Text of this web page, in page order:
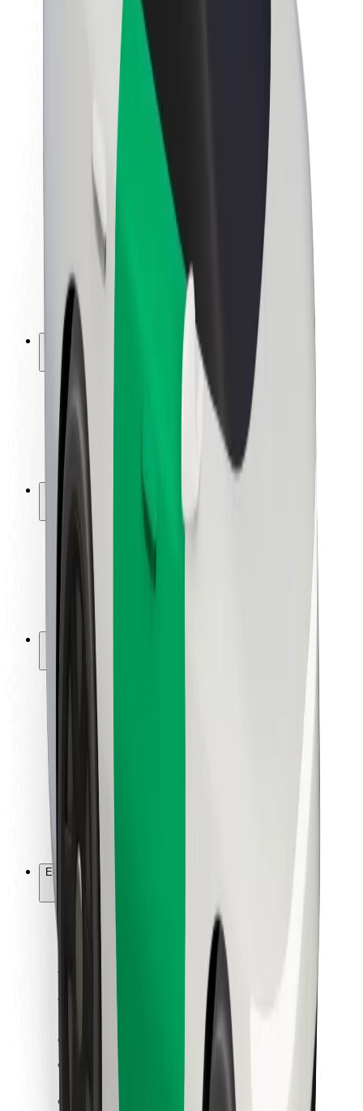
Fenntarthatóság a Boltnál
Project Zero
Sajtószoba
Küldetés
Befektetői kapcsolatok
Vezetőség
Márka
Média
Urban Fund
Biztonság
Utasbiztonság
Sofőr biztonság
E-roller biztonság
Biztonsági részleg
Lokációk
Városi megoldások
Repülőtér
Bolt töltőállomások
Súgó
Utasoknak
Sofőröknek
Ételfutároknak
Éttermeknek
Bolt for Business
Egyéb
Beszállítók
Biztonság
Pár perc alatt ott vagyunk érted!
Bolt alkalmazás letöltése
Találd meg kedvenc ételedet!